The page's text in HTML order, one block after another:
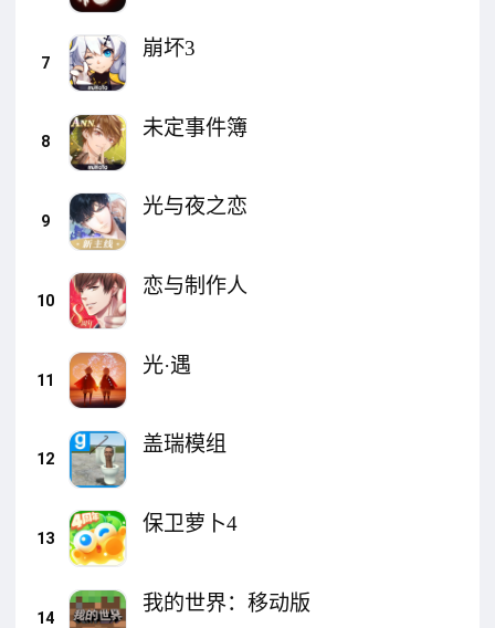
7
崩坏3
8
未定事件簿
9
光与夜之恋
10
恋与制作人
11
光·遇
12
盖瑞模组
13
保卫萝卜4
14
我的世界：移动版